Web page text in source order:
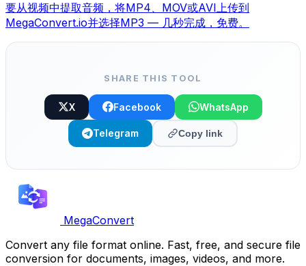
要从视频中提取音频，将MP4、MOV或AVI上传到
MegaConvert.io并选择MP3 — 几秒完成，免费。
SHARE THIS TOOL
X Facebook WhatsApp
Telegram Copy link
MegaConvert
Convert any file format online. Fast, free, and secure file
conversion for documents, images, videos, and more.